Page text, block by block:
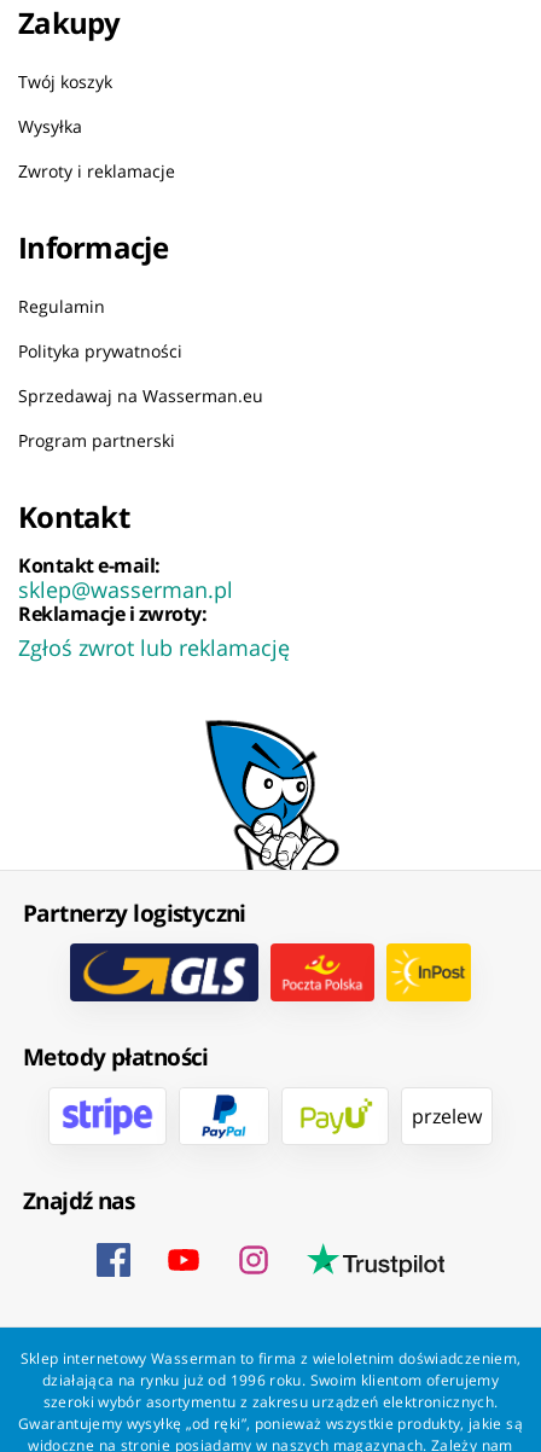
Zakupy
Twój koszyk
Wysyłka
Zwroty i reklamacje
Informacje
Regulamin
Polityka prywatności
Sprzedawaj na Wasserman.eu
Program partnerski
Kontakt
Kontakt e-mail:
sklep@wasserman.pl
Reklamacje i zwroty:
Zgłoś zwrot lub reklamację
Partnerzy logistyczni
Metody płatności
przelew
Znajdź nas
Sklep internetowy Wasserman to firma z wieloletnim doświadczeniem,
działająca na rynku już od 1996 roku. Swoim klientom oferujemy
szeroki wybór asortymentu z zakresu urządzeń elektronicznych.
Gwarantujemy wysyłkę „od ręki”, ponieważ wszystkie produkty, jakie są
widoczne na stronie posiadamy w naszych magazynach. Zależy nam